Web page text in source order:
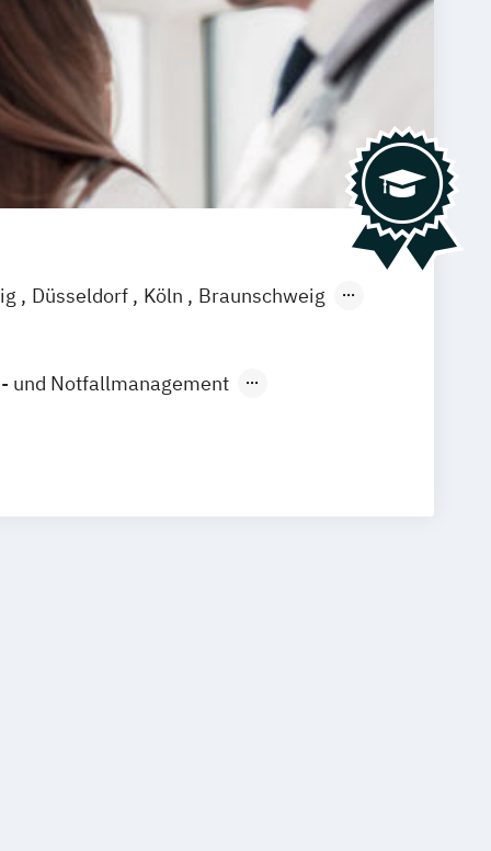
Düsseldorf Köln Braunschweig
und Notfallmanagement